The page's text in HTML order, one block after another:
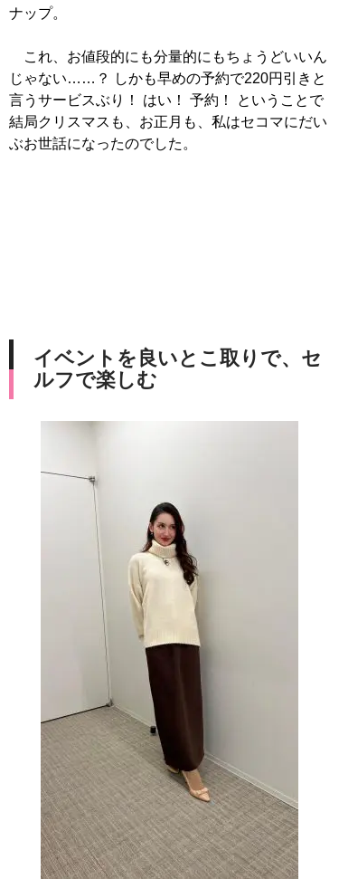
ナップ。
これ、お値段的にも分量的にもちょうどいいん
じゃない……？ しかも早めの予約で220円引きと
言うサービスぶり！ はい！ 予約！ ということで
結局クリスマスも、お正月も、私はセコマにだい
ぶお世話になったのでした。
イベントを良いとこ取りで、セ
ルフで楽しむ